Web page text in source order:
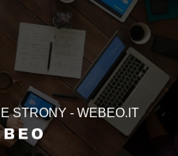
STRONY - WEBEO.IT